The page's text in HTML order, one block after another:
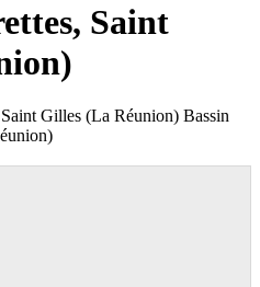
Saint
Bassin